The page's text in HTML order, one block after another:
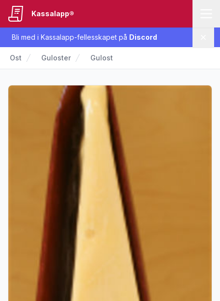
Bli med i Kassalapp-fellesskapet på Discord
Kassalapp®
Ost Guloster Gulost